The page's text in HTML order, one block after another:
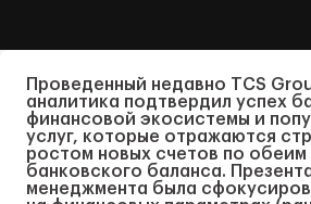
Проведенный недавно TCS
аналитика подтвердил успех
финансовой экосистемы и
услуг, которые отражаются
ростом новых счетов по
банковского баланса.
менеджмента была